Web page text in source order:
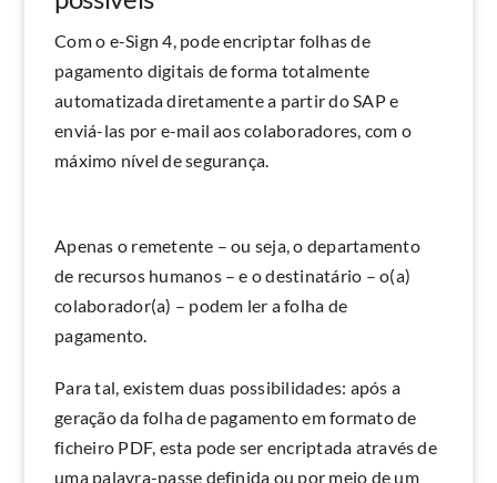
Com o e-Sign 4, pode encriptar folhas de
pagamento digitais de forma totalmente
automatizada diretamente a partir do SAP e
enviá-las por e-mail aos colaboradores, com o
máximo nível de segurança.
Apenas o remetente – ou seja, o departamento
de recursos humanos – e o destinatário – o(a)
colaborador(a) – podem ler a folha de
pagamento.
Para tal, existem duas possibilidades: após a
geração da folha de pagamento em formato de
ficheiro PDF, esta pode ser encriptada através de
uma palavra-passe definida ou por meio de um